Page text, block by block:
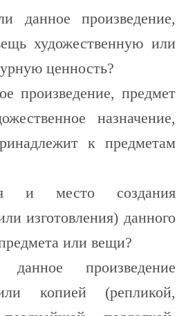
данное произведение,
художественную или
ценность?
произведение, предмет
назначение,
к предметам
и место создания
изготовления) данного
или вещи?
произведение
копией (репликой,